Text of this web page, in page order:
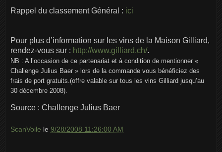
Rappel du classement Général : ici
Pour plus d’information sur les vins de la Maison Gilliard,
rendez-vous sur : http://www.gilliard.ch/.
NB : A l’occasion de ce partenariat et à condition de mentionner «
Challenge Julius Baer » lors de la commande vous bénéficiez des
frais de port gratuits.(offre valable sur tous les vins Gilliard jusqu’au
30 décembre 2008).
Source : Challenge Julius Baer
ScanVoile le 9/28/2008 11:26:00 AM